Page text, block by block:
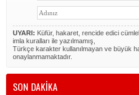
UYARI: Küfür, hakaret, rencide edici
imla kuralları ile yazılmamış,
Türkçe karakter kullanılmayan ve büyük
onaylanmamaktadır.
SON DAKİKA